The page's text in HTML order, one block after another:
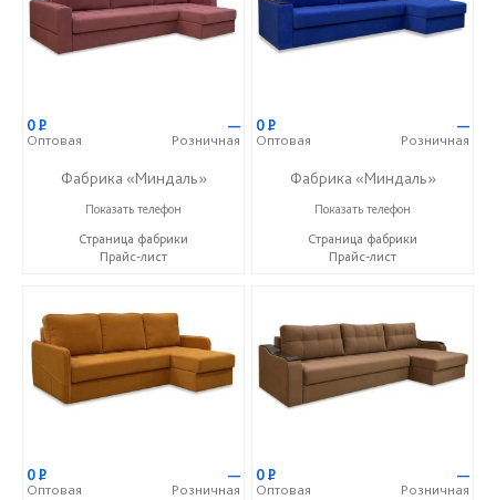
0Р
Оптовая
—
Розничная
Фабрика «Миндаль»
+7 (927) 630-62-82
Показать телефон
Страница фабрики
Прайс-лист
0Р
Оптовая
—
Розничная
Фабрика «Миндаль»
+7 (927) 630-62-82
Показать телефон
Страница фабрики
Прайс-лист
0Р
Оптовая
—
Розничная
0Р
Оптовая
—
Розничная